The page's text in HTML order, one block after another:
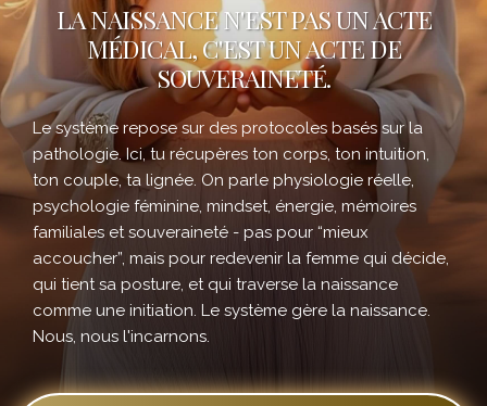
LA NAISSANCE N'EST PAS UN ACTE
MÉDICAL, C'EST UN ACTE DE
SOUVERAINETÉ.
Le système repose sur des protocoles basés sur la
pathologie. Ici, tu récupères ton corps, ton intuition,
ton couple, ta lignée. On parle physiologie réelle,
psychologie féminine, mindset, énergie, mémoires
familiales et souveraineté - pas pour “mieux
accoucher”, mais pour redevenir la femme qui décide,
qui tient sa posture, et qui traverse la naissance
comme une initiation. Le système gère la naissance.
Nous, nous l'incarnons.